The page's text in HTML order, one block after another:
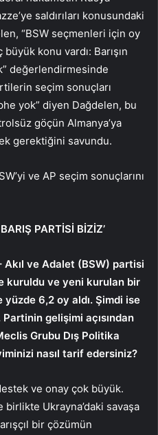
saldırıları konusundaki
“BSW seçmenleri için oy
konu vardı: Barışın
değerlendirmesinde
seçim sonuçları
yok” diyen Dağdelen, bu
göçün Almanya’ya
gerektiğini savundu.
ve AP seçim sonuçlarını
PARTİSİ BİZİZ’
ve Adalet (BSW) partisi
kuruldu ve yeni kurulan bir
6,2 oy aldı. Şimdi ise
gelişimi açısından
Grubu Dış Politika
nasıl tarif edersiniz?
ve onay çok büyük.
Ukrayna’daki savaşa
bir çözümün